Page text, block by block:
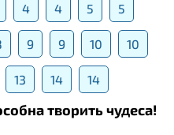
4 4 5 5
9 9 10 10
13 14 14
творить чудеса!